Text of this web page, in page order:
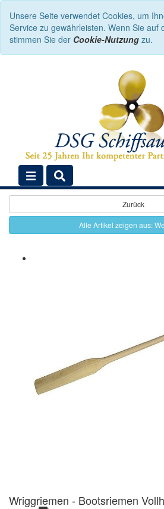
Unsere Seite verwendet Cookies, um
Service zu gewährleisten. Wenn Sie auf
stimmen Sie der Cookie-Nutzung zu.
Zurück
Alle Artikel zeigen aus:
Wriggriemen - Bootsriemen